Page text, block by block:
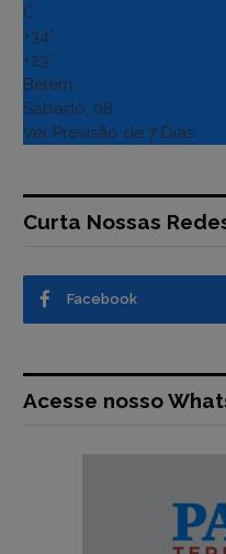
C
+34°
+23°
Belém
Sábado, 08
Ver Previsão de 7 Dias
Curta Nossas
Facebook
Acesse nosso